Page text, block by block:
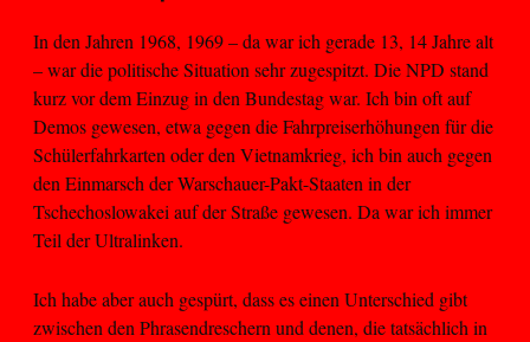
In den Jahren 1968, 1969 – da war ich gerade 13, 14 Jahre alt
– war die politische Situation sehr zugespitzt. Die NPD stand
kurz vor dem Einzug in den Bundestag war. Ich bin oft auf
Demos gewesen, etwa gegen die Fahrpreiserhöhungen für die
Schülerfahrkarten oder den Vietnamkrieg, ich bin auch gegen
den Einmarsch der Warschauer-Pakt-Staaten in der
Tschechoslowakei auf der Straße gewesen. Da war ich immer
Teil der Ultralinken.
Ich habe aber auch gespürt, dass es einen Unterschied gibt
zwischen den Phrasendreschern und denen, die tatsächlich in